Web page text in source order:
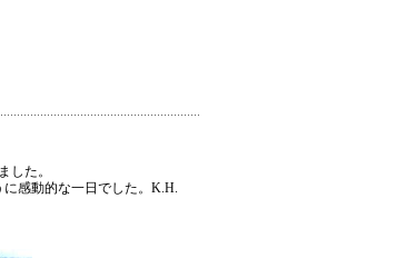
した。
感動的な一日でした。K.H.